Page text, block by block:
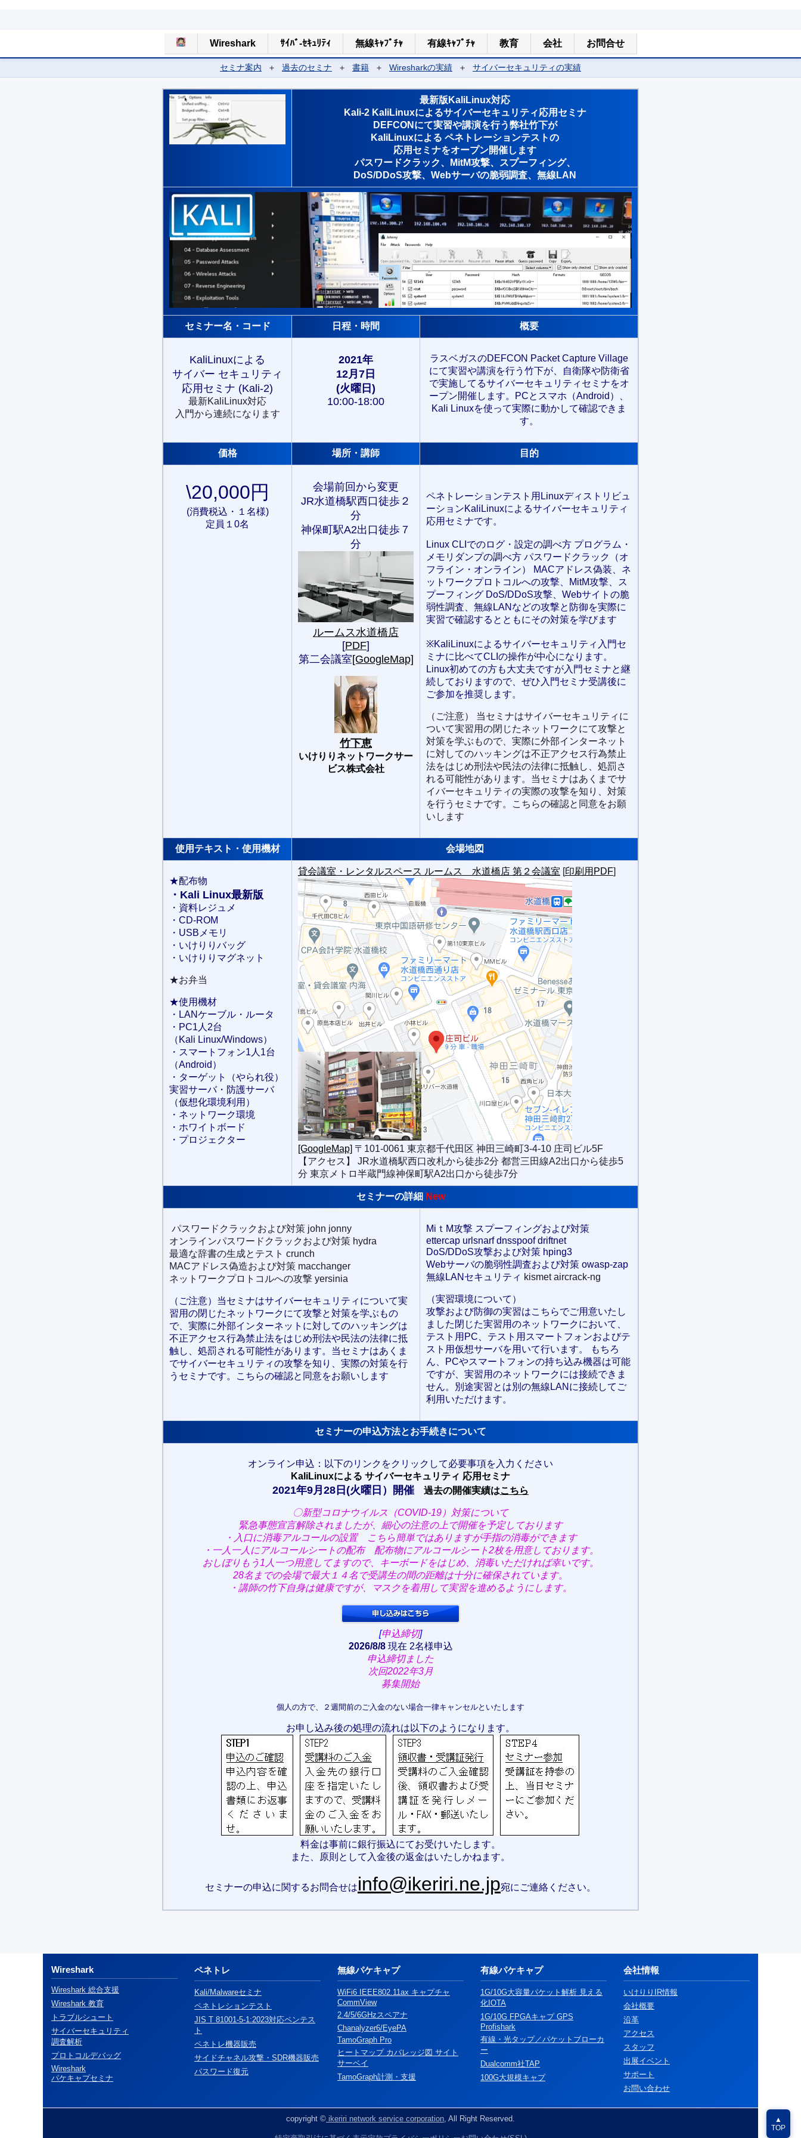
Wireshark ｻｲﾊﾞ-ｾｷｭﾘﾃｨ 無線ｷｬﾌﾟﾁｬ 有線ｷｬﾌﾟﾁｬ 教育 会社 お問合せ
セミナ案内 ＋ 過去のセミナ ＋ 書籍 ＋ Wiresharkの実績 ＋ サイバーセキュリティの実績
最新版KaliLinux対応
Kali-2 KaliLinuxによるサイバーセキュリティ応用セミナ
DEFCONにて実習や講演を行う弊社竹下が
KaliLinuxによる ペネトレーションテストの
応用セミナをオープン開催します
パスワードクラック、MitM攻撃、スプーフィング、
DoS/DDoS攻撃、Webサーバの脆弱調査、無線LAN
セミナー名・コード 日程・時間 概要
KaliLinuxによる
サイバー セキュリティ
応用セミナ (Kali-2)
最新KaliLinux対応
入門から連続になります
2021年
12月7日
(火曜日)
10:00-18:00
ラスベガスのDEFCON Packet Capture Village
にて実習や講演を行う竹下が、自衛隊や防衛省
で実施してるサイバーセキュリティセミナをオ
ープン開催します。PCとスマホ（Android）、
Kali Linuxを使って実際に動かして確認できま
す。
価格 場所・講師 目的
\20,000円
(消費税込・１名様)
定員１0名
会場前回から変更
JR水道橋駅西口徒歩２
分
神保町駅A2出口徒歩７
分
ルームス水道橋店
[PDF]
第二会議室[GoogleMap]
竹下恵
いけりりネットワークサー
ビス株式会社
ペネトレーションテスト用Linuxディストリビュ
ーションKaliLinuxによるサイバーセキュリティ
応用セミナです。
Linux CLIでのログ・設定の調べ方 プログラム・
メモリダンプの調べ方 パスワードクラック（オ
フライン・オンライン） MACアドレス偽装、ネ
ットワークプロトコルへの攻撃、MitM攻撃、ス
プーフィング DoS/DDoS攻撃、Webサイトの脆
弱性調査、無線LANなどの攻撃と防御を実際に
実習で確認するとともにその対策を学びます
※KaliLinuxによるサイバーセキュリティ入門セ
ミナに比べてCLIの操作が中心になります。
Linux初めての方も大丈夫ですが入門セミナと継
続しておりますので、ぜひ入門セミナ受講後に
ご参加を推奨します。
（ご注意） 当セミナはサイバーセキュリティに
ついて実習用の閉じたネットワークにて攻撃と
対策を学ぶもので、実際に外部インターネット
に対してのハッキングは不正アクセス行為禁止
法をはじめ刑法や民法の法律に抵触し、処罰さ
れる可能性があります。当セミナはあくまでサ
イバーセキュリティの実際の攻撃を知り、対策
を行うセミナです。こちらの確認と同意をお願
いします
使用テキスト・使用機材 会場地図
★配布物
・Kali Linux最新版
・資料レジュメ
・CD-ROM
・USBメモリ
・いけりりバッグ
・いけりりマグネット
★お弁当
★使用機材
・LANケーブル・ルータ
・PC1人2台
（Kali Linux/Windows）
・スマートフォン1人1台
（Android）
・ターゲット（やられ役）
実習サーバ・防護サーバ
（仮想化環境利用）
・ネットワーク環境
・ホワイトボード
・プロジェクター
貸会議室・レンタルスペース ルームス 水道橋店 第２会議室 [印刷用PDF]
[GoogleMap] 〒101-0061 東京都千代田区 神田三崎町3-4-10 庄司ビル5F
【アクセス】 JR水道橋駅西口改札から徒歩2分 都営三田線A2出口から徒歩5
分 東京メトロ半蔵門線神保町駅A2出口から徒歩7分
セミナーの詳細 New
パスワードクラックおよび対策 john jonny
オンラインパスワードクラックおよび対策 hydra
最適な辞書の生成とテスト crunch
MACアドレス偽造および対策 macchanger
ネットワークプロトコルへの攻撃 yersinia
（ご注意）当セミナはサイバーセキュリティについて実
習用の閉じたネットワークにて攻撃と対策を学ぶもの
で、実際に外部インターネットに対してのハッキングは
不正アクセス行為禁止法をはじめ刑法や民法の法律に抵
触し、処罰される可能性があります。当セミナはあくま
でサイバーセキュリティの攻撃を知り、実際の対策を行
うセミナです。こちらの確認と同意をお願いします
MiｔM攻撃 スプーフィングおよび対策
ettercap urlsnarf dnsspoof driftnet
DoS/DDoS攻撃および対策 hping3
Webサーバの脆弱性調査および対策 owasp-zap
無線LANセキュリティ kismet aircrack-ng
（実習環境について）
攻撃および防御の実習はこちらでご用意いたし
ました閉じた実習用のネットワークにおいて、
テスト用PC、テスト用スマートフォンおよびテ
スト用仮想サーバを用いて行います。 もちろ
ん、PCやスマートフォンの持ち込み機器は可能
ですが、実習用のネットワークには接続できま
せん。別途実習とは別の無線LANに接続してご
利用いただけます。
セミナーの申込方法とお手続きについて
オンライン申込：以下のリンクをクリックして必要事項を入力ください
KaliLinuxによる サイバーセキュリティ 応用セミナ
2021年9月28日(火曜日）開催 過去の開催実績はこちら
〇新型コロナウイルス（COVID-19）対策について
緊急事態宣言解除されましたが、細心の注意の上で開催を予定しております
・入口に消毒アルコールの設置 こちら簡単ではありますが手指の消毒ができます
・一人一人にアルコールシートの配布 配布物にアルコールシート2枚を用意しております。
おしぼりもう1人一つ用意してますので、キーボードをはじめ、消毒いただければ幸いです。
28名までの会場で最大１４名で受講生の間の距離は十分に確保されています。
・講師の竹下自身は健康ですが、マスクを着用して実習を進めるようにします。
[申込締切]
2026/8/8 現在 2名様申込
申込締切ました
次回2022年3月
募集開始
個人の方で、２週間前のご入金のない場合一律キャンセルといたします
お申し込み後の処理の流れは以下のようになります。
料金は事前に銀行振込にてお受けいたします。
また、原則として入金後の返金はいたしかねます。
セミナーの申込に関するお問合せはinfo@ikeriri.ne.jp宛にご連絡ください。
Wireshark
Wireshark 総合支援
Wireshark 教育
トラブルシュート
サイバーセキュリティ
調査解析
プロトコルデバッグ
Wireshark
パケキャプセミナ
ペネトレ
Kali/Malwareセミナ
ペネトレションテスト
JIS T 81001-5-1:2023対応ペンテス
ト
ペネトレ機器販売
サイドチャネル攻撃・SDR機器販売
パスワード復元
無線パケキャプ
WiFi6 IEEE802.11ax キャプチャ
CommView
2.4/5/6GHzスペアナ
Chanalyzer6/EyePA
TamoGraph Pro
ヒートマップ カバレッジ図 サイト
サーベイ
TamoGraph計測・支援
有線パケキャプ
1G/10G大容量パケット解析 見える
化IOTA
1G/10G FPGAキャプ GPS
Profishark
有線・光タップ／パケットブローカ
ー
Dualcomm社TAP
100G大規模キャプ
会社情報
いけりりIR情報
会社概要
沿革
アクセス
スタッフ
出展イベント
サポート
お問い合わせ
copyright © ikeriri network service corporation, All Right Reserved.
▲
TOP